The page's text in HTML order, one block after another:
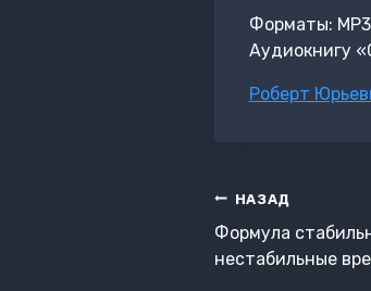
Форматы:
Аудиокнигу
Метки
Роберт
Навигация
по
записям
НАЗАД
Формула
нестабильные